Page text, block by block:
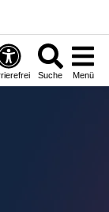
Suche Menü